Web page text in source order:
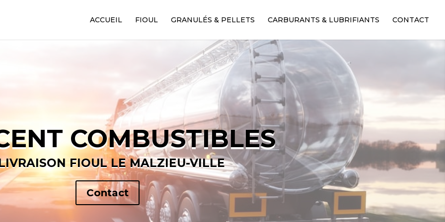
ACCUEIL FIOUL GRANULÉS & PELLETS CARBURANTS & LUBRIFIANTS CONTACT
COMBUSTIBLES
FIOUL LE MALZIEU-VILLE
Contact